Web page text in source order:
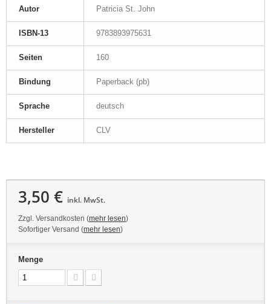
Autor Patricia St. John
ISBN-13 9783893975631
Seiten 160
Bindung Paperback (pb)
Sprache deutsch
Hersteller CLV
3,50 € inkl. MwSt.
Zzgl. Versandkosten (mehr lesen)
Sofortiger Versand (mehr lesen)
Menge